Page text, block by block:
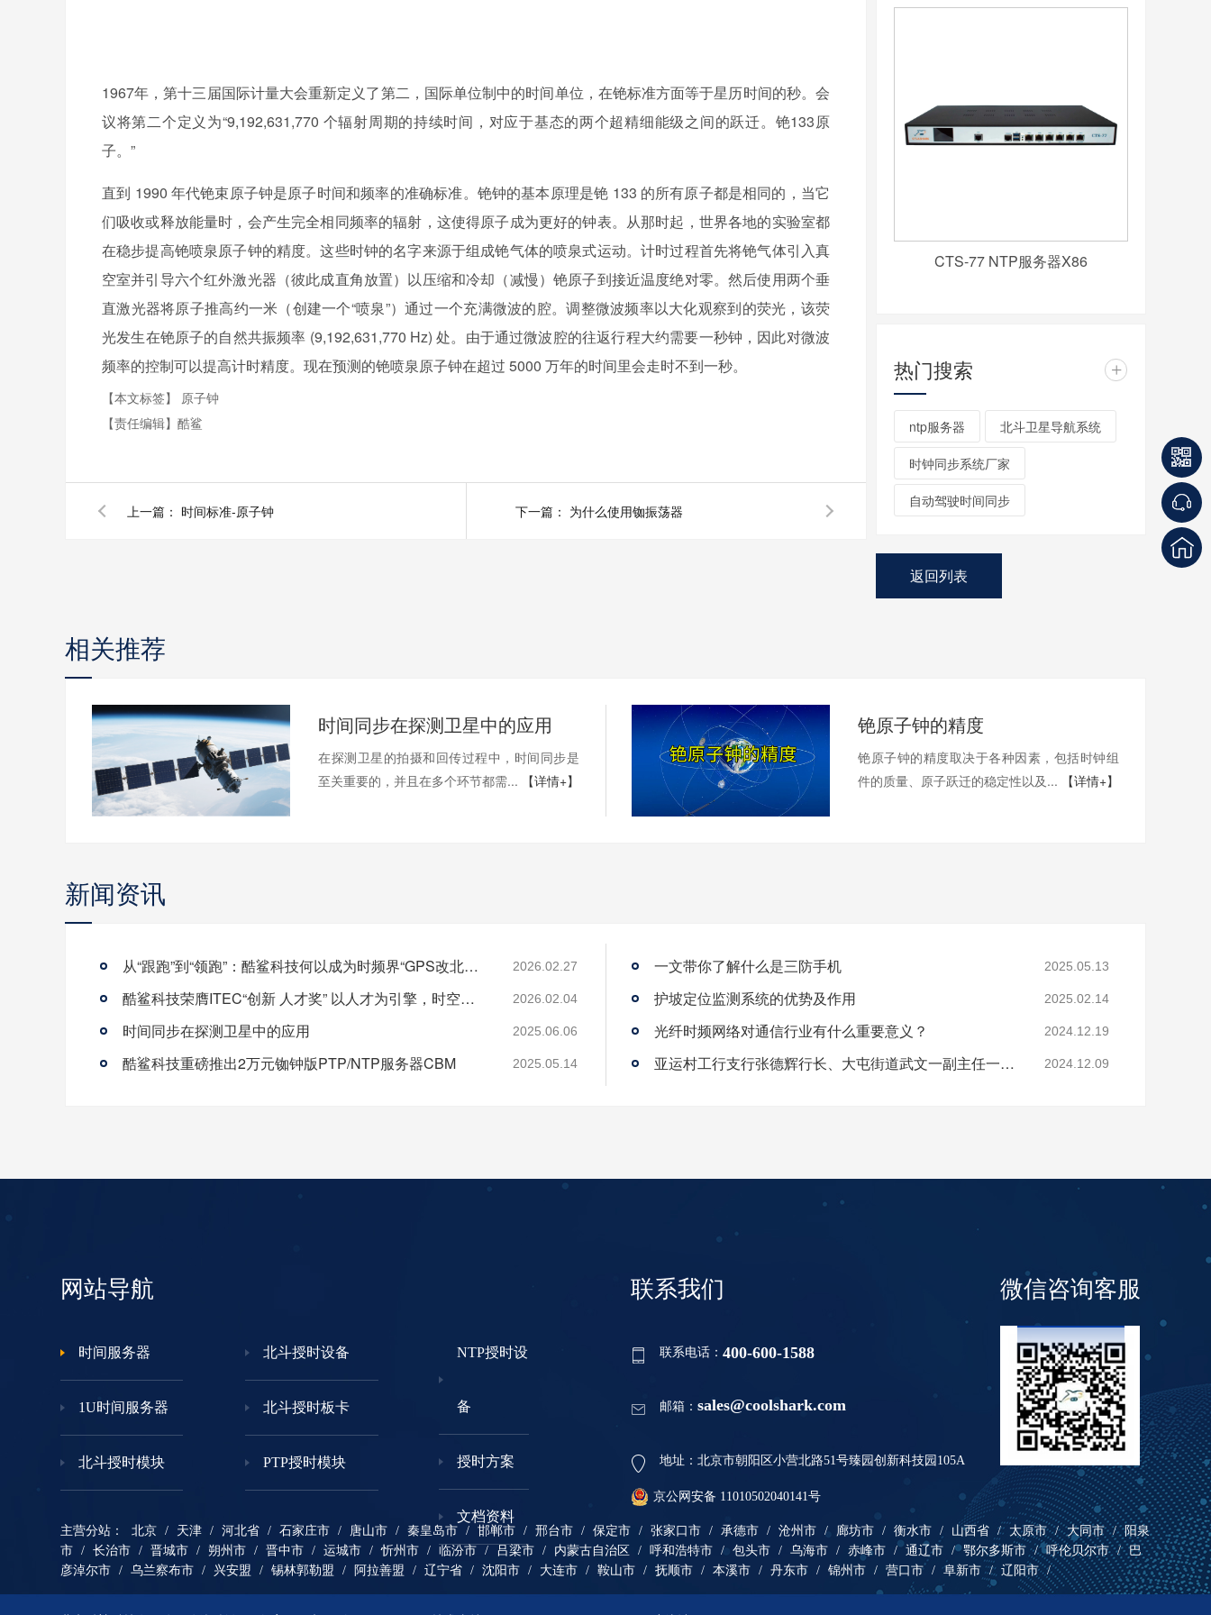
1967年，第十三届国际计量大会重新定义了第二，国际单位制中的时间单位，在铯标准方面等于星历时间的秒。会
议将第二个定义为“9,192,631,770 个辐射周期的持续时间，对应于基态的两个超精细能级之间的跃迁。铯133原
子。”
直到 1990 年代铯束原子钟是原子时间和频率的准确标准。铯钟的基本原理是铯 133 的所有原子都是相同的，当它
们吸收或释放能量时，会产生完全相同频率的辐射，这使得原子成为更好的钟表。从那时起，世界各地的实验室都
在稳步提高铯喷泉原子钟的精度。这些时钟的名字来源于组成铯气体的喷泉式运动。计时过程首先将铯气体引入真
空室并引导六个红外激光器（彼此成直角放置）以压缩和冷却（减慢）铯原子到接近温度绝对零。然后使用两个垂
直激光器将原子推高约一米（创建一个“喷泉”）通过一个充满微波的腔。调整微波频率以大化观察到的荧光，该荧
光发生在铯原子的自然共振频率 (9,192,631,770 Hz) 处。由于通过微波腔的往返行程大约需要一秒钟，因此对微波
频率的控制可以提高计时精度。现在预测的铯喷泉原子钟在超过 5000 万年的时间里会走时不到一秒。
【本文标签】 原子钟
【责任编辑】 酷鲨
上一篇： 时间标准-原子钟 下一篇： 为什么使用铷振荡器
CTS-77 NTP服务器X86
热门搜索 +
ntp服务器 北斗卫星导航系统
时钟同步系统厂家
自动驾驶时间同步
返回列表
相关推荐
时间同步在探测卫星中的应用
在探测卫星的拍摄和回传过程中，时间同步是
至关重要的，并且在多个环节都需...
【详情+】
铯原子钟的精度
铯原子钟的精度取决于各种因素，包括时钟组
件的质量、原子跃迁的稳定性以及...
【详情+】
新闻资讯
从“跟跑”到“领跑”：酷鲨科技何以成为时频界“GPS改北斗”市场的头号黑马 2026.02.27
酷鲨科技荣膺ITEC“创新 人才奖” 以人才为引擎，时空为基石，驱动智能未来 2026.02.04
时间同步在探测卫星中的应用 2025.06.06
酷鲨科技重磅推出2万元铷钟版PTP/NTP服务器CBM 2025.05.14
一文带你了解什么是三防手机 2025.05.13
护坡定位监测系统的优势及作用 2025.02.14
光纤时频网络对通信行业有什么重要意义？ 2024.12.19
亚运村工行支行张德辉行长、大屯街道武文一副主任一行莅临酷鲨科技调研 2024.12.09
网站导航
时间服务器 北斗授时设备 NTP授时设
备
1U时间服务器 北斗授时板卡
授时方案
北斗授时模块 PTP授时模块
文档资料
联系我们
联系电话：400-600-1588
邮箱：sales@coolshark.com
地址：北京市朝阳区小营北路51号臻园创新科技园105A
京公网安备 11010502040141号
微信咨询客服
主营分站： 北京 / 天津 / 河北省 / 石家庄市 / 唐山市 / 秦皇岛市 / 邯郸市 / 邢台市 / 保定市 / 张家口市 / 承德市 / 沧州市 / 廊坊市 / 衡水市 / 山西省 / 太原市 / 大同市 / 阳泉
市 / 长治市 / 晋城市 / 朔州市 / 晋中市 / 运城市 / 忻州市 / 临汾市 / 吕梁市 / 内蒙古自治区 / 呼和浩特市 / 包头市 / 乌海市 / 赤峰市 / 通辽市 / 鄂尔多斯市 / 呼伦贝尔市 / 巴
彦淖尔市 / 乌兰察布市 / 兴安盟 / 锡林郭勒盟 / 阿拉善盟 / 辽宁省 / 沈阳市 / 大连市 / 鞍山市 / 抚顺市 / 本溪市 / 丹东市 / 锦州市 / 营口市 / 阜新市 / 辽阳市 /